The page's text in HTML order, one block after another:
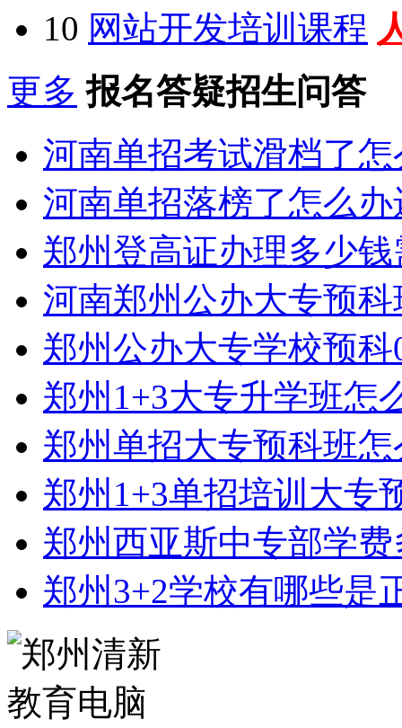
10 网站开发培训课程
更多 报名答疑招生问答
河南单招考试滑档了
河南单招落榜了怎么
郑州登高证办理多少
河南郑州公办大专预
郑州公办大专学校预
郑州1+3大专升学班怎
郑州单招大专预科班
郑州1+3单招培训大专
郑州西亚斯中专部学
郑州3+2学校有哪些是